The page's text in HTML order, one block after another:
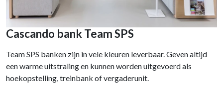
Cascando bank Team SPS
Team SPS banken zijn in vele kleuren leverbaar. Geven altijd
een warme uitstraling en kunnen worden uitgevoerd als
hoekopstelling, treinbank of vergaderunit.